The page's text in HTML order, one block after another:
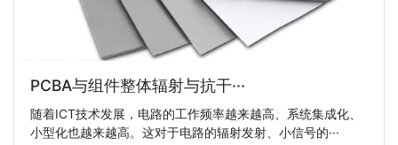
PCBA与组件整体辐射与抗干···
随着ICT技术发展，电路的工作频率越来越高、系统集成化、
小型化也越来越高。这对于电路的辐射发射、小信号的···